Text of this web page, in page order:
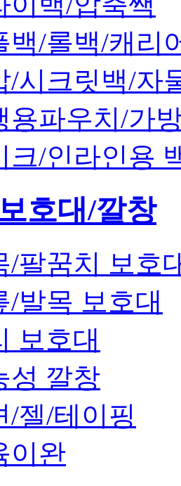
백/롤백/캐리
/시크릿백/자
용파우치/가
크/인라인용
호대/깔창
/팔꿈치 보호
/발목 보호대
보호대
성 깔창
/젤/테이핑
이완